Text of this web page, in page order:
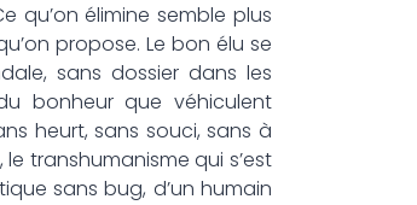
qu’on élimine semble plus
propose. Le bon élu se
sans dossier dans les
bonheur que véhiculent
heurt, sans souci, sans à
transhumanisme qui s’est
sans bug, d’un humain